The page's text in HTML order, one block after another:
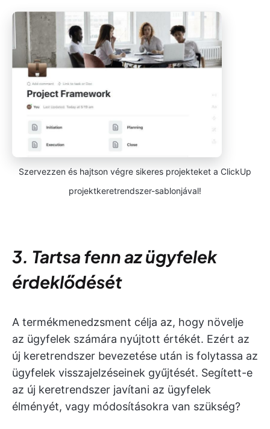
Szervezzen és hajtson végre sikeres projekteket a ClickUp
projektkeretrendszer-sablonjával!
3. Tartsa fenn az ügyfelek
érdeklődését
A termékmenedzsment célja az, hogy növelje
az ügyfelek számára nyújtott értékét. Ezért az
új keretrendszer bevezetése után is folytassa az
ügyfelek visszajelzéseinek gyűjtését. Segített-e
az új keretrendszer javítani az ügyfelek
élményét, vagy módosításokra van szükség?